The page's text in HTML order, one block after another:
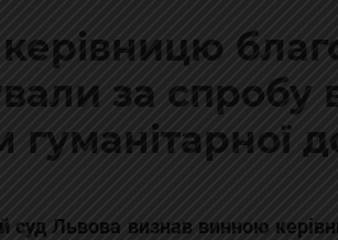
за спробу
гуманітарної
суд Львова визнав винною